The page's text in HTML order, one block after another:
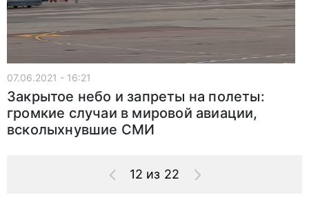
07.06.2021 - 16:21
Закрытое небо и запреты на полеты:
громкие случаи в мировой авиации,
всколыхнувшие СМИ
12 из 22